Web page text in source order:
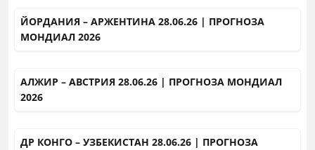
ЙОРДАНИЯ – АРЖЕНТИНА 28.06.26 | ПРОГНОЗА
МОНДИАЛ 2026
АЛЖИР – АВСТРИЯ 28.06.26 | ПРОГНОЗА МОНДИАЛ
2026
ДР КОНГО – УЗБЕКИСТАН 28.06.26 | ПРОГНОЗА